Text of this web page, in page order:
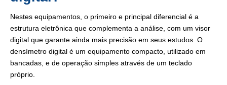
Nestes equipamentos, o primeiro e principal diferencial é a
estrutura eletrônica que complementa a análise, com um visor
digital que garante ainda mais precisão em seus estudos. O
densímetro digital é um equipamento compacto, utilizado em
bancadas, e de operação simples através de um teclado
próprio.